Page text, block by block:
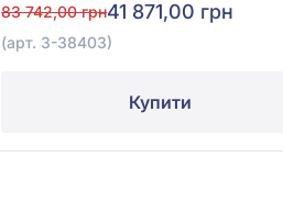
83 742,00 грн41 871,00 грн
(арт. 3-38403)
Купити